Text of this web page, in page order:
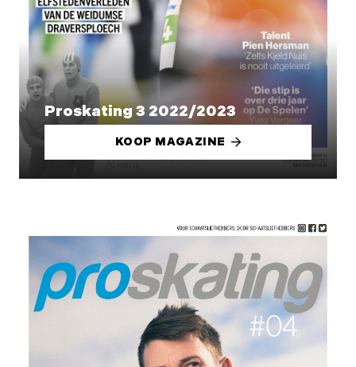
Proskating 3 2022/2023
KOOP MAGAZINE